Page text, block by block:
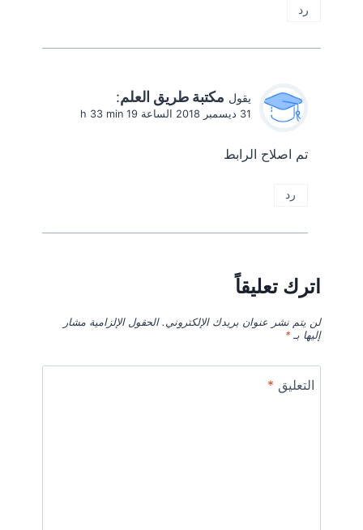
رد
يقول مكتبة طريق العلم:
31 ديسمبر 2018 الساعة 19 h 33 min
تم اصلاح الرابط
رد
اترك تعليقاً
لن يتم نشر عنوان بريدك الإلكتروني. الحقول الإلزامية مشار
إليها بـ*
التعليق *